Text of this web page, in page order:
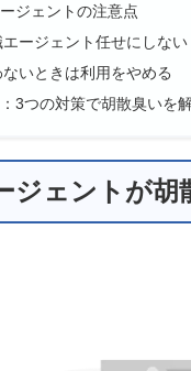
ジェントの注意点
エージェント任せにしない
いときは利用をやめる
3つの対策で胡散臭いを
ジェントが胡